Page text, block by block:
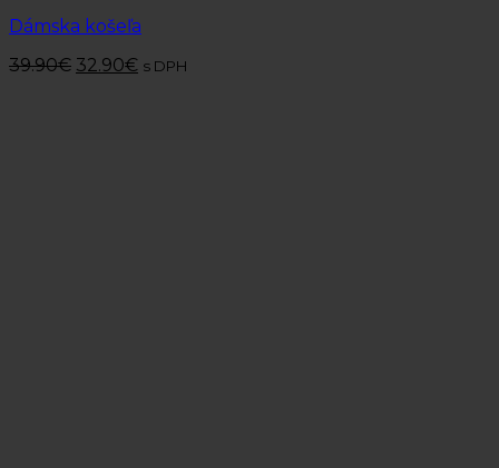
Dámska košeľa
39.90€ 32.90€ s DPH